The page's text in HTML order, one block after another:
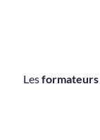
Lesformateurs